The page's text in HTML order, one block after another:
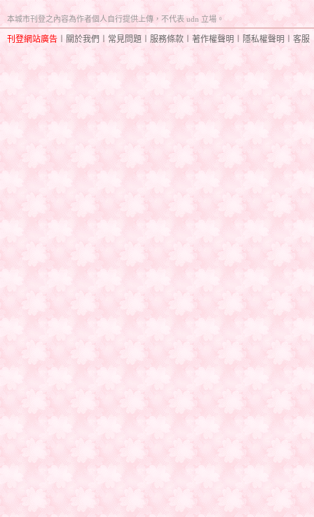
本城市刊登之內容為作者個人自行提供上傳，不代表 udn 立場。
刊登網站廣告 關於我們 常見問題 服務條款 著作權聲明 隱私權聲明 客服